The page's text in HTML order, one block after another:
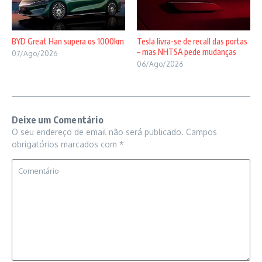
BYD Great Han supera os 1000km
07/Ago/2026
Tesla livra-se de recall das portas
– mas NHTSA pede mudanças
06/Ago/2026
Deixe um Comentário
O seu endereço de email não será publicado. Campos
obrigatórios marcados com *